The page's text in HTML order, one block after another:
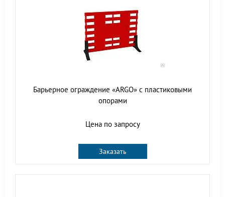
Барьерное ограждение «ARGO» с пластиковыми
опорами
Цена по запросу
Заказать